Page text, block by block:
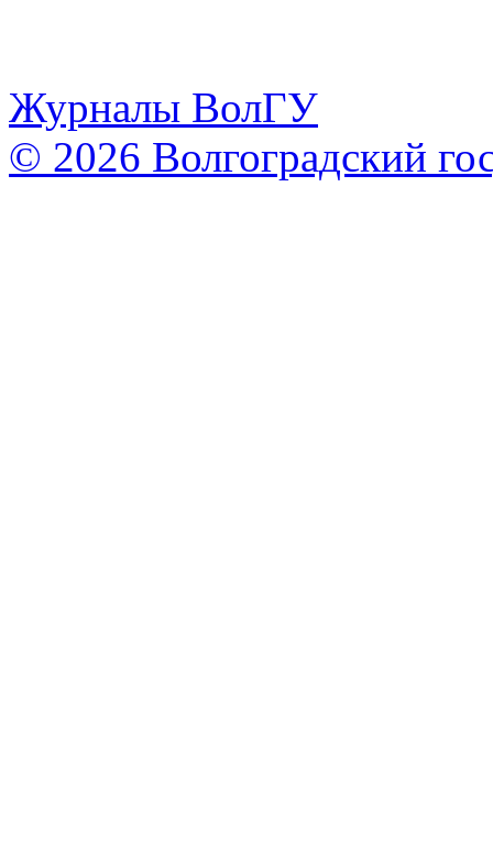
Журналы ВолГУ
© 2026 Волгоградский